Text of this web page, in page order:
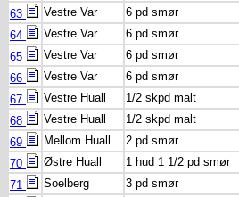
63
Vestre Var 6 pd smør
64
Vestre Var 6 pd smør
65
Vestre Var 6 pd smør
66
Vestre Var 6 pd smør
67
Vestre Huall 1/2 skpd malt
68
Vestre Huall 1/2 skpd malt
69
Mellom Huall 2 pd smør
70
Østre Huall 1 hud 1 1/2 pd smør
71
Soelberg 3 pd smør